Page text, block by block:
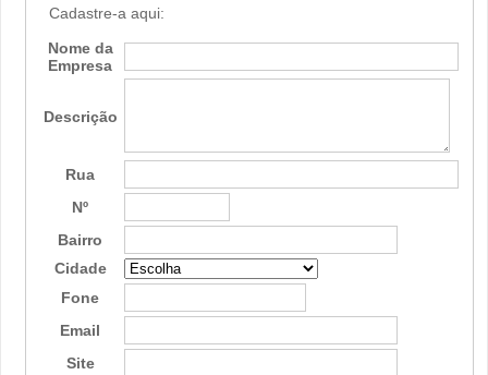
Cadastre-a aqui:
Nome da
Empresa
Descrição
Rua
Nº
Bairro
Cidade
Fone
Email
Site